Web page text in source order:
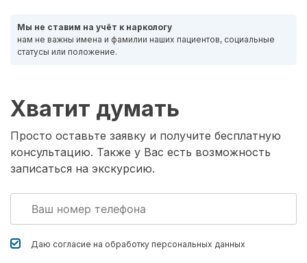
Мы не ставим на учёт к наркологу
нам не важны имена и фамилии наших пациентов, социальные
статусы или положение.
Хватит думать
Просто оставьте заявку и получите бесплатную
консультацию. Также у Вас есть возможность
записаться на экскурсию.
Даю согласие на обработку персональных данных